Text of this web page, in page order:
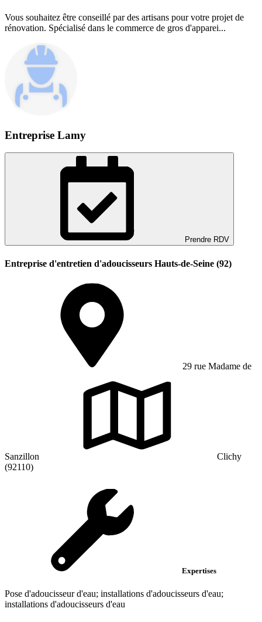
Vous souhaitez être conseillé par des artisans pour votre projet de
rénovation. Spécialisé dans le commerce de gros d'apparei...
Entreprise Lamy
Prendre RDV
Entreprise d'entretien d'adoucisseurs Hauts-de-Seine (92)
29 rue Madame de
Sanzillon
Clichy
(92110)
Expertises
Pose d'adoucisseur d'eau; installations d'adoucisseurs d'eau;
installations d'adoucisseurs d'eau